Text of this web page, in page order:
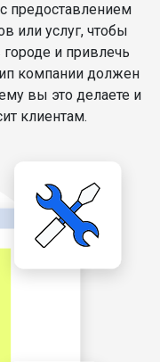
предоставлением
или услуг, чтобы
и привлечь
компании должен
вы это делаете и
клиентам.